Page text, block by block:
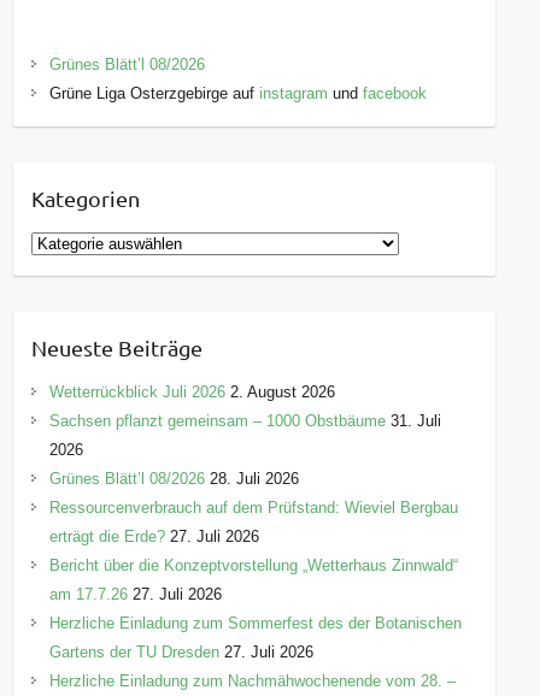
Grünes Blätt’l 08/2026
Grüne Liga Osterzgebirge auf instagram undfacebook
Kategorien
K
a
g
o
r
e
n
Neueste Beiträge
Wetterrückblick Juli 2026 2. August 2026
Sachsen pflanzt gemeinsam – 1000 Obstbäume 31. Juli
2026
Grünes Blätt’l 08/2026 28. Juli 2026
Ressourcenverbrauch auf dem Prüfstand: Wieviel Bergbau
erträgt die Erde? 27. Juli 2026
Bericht über die Konzeptvorstellung „Wetterhaus Zinnwald“
am 17.7.26 27. Juli 2026
Herzliche Einladung zum Sommerfest des der Botanischen
Gartens der TU Dresden 27. Juli 2026
Herzliche Einladung zum Nachmähwochenende vom 28. –